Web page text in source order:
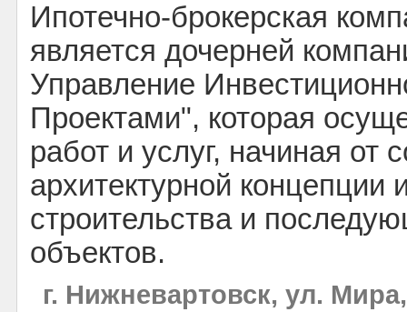
Ипотечно-брокерская
является дочерней
Управление
Проектами", которая
работ и услуг, начиная от
архитектурной концепции
строительства и
объектов.
г. Нижневартовск, ул.